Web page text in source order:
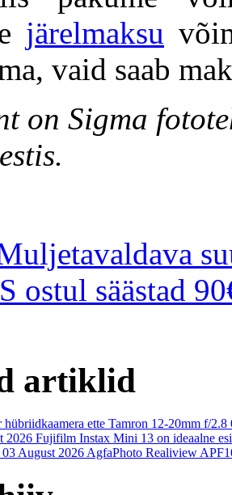
järelmaksu
vaid saab
on Sigma
ostul säästad
artiklid
hübriidkaamera ette Tamron 12-20mm f/2.8
2026 Fujifilm Instax Mini 13 on ideaalne
03 August 2026 AgfaPhoto Realiview